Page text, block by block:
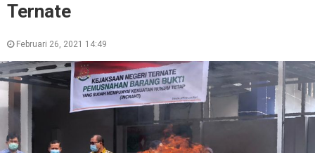
Ternate
Februari 26, 2021 14:49